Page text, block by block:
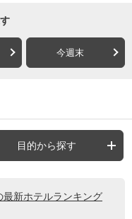
今週末
目的から探す
新ホテルランキング